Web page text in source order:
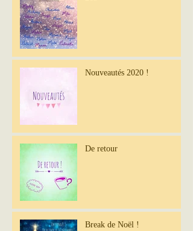
Nouveautés 2020 !
De retour
Break de Noël !